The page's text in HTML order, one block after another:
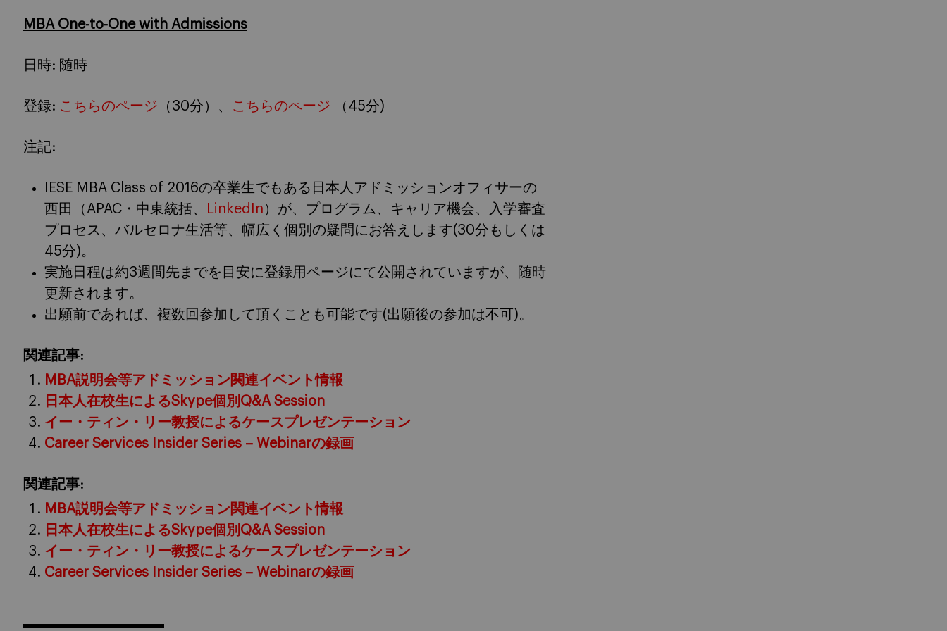
MBA One-to-One with Admissions
日時: 随時
登録: こちらのページ （30分）、 こちらのページ （45分)
注記:
IESE MBA Class of 2016の卒業生でもある日本人アドミッションオフィサーの
西田（APAC・中東統括、
LinkedIn ）が、プログラム、キャリア機会、入学審査
プロセス、バルセロナ生活等、幅広く個別の疑問にお答えします(30分もしくは
45分)。
実施日程は約3週間先までを目安に登録用ページにて公開されていますが、随時
更新されます。
出願前であれば、複数回参加して頂くことも可能です(出願後の参加は不可)。
関連記事:
MBA説明会等アドミッション関連イベント情報
日本人在校生によるSkype個別Q&A Session
イー・ティン・リー教授によるケースプレゼンテーション
Career Services Insider Series – Webinarの録画
関連記事:
MBA説明会等アドミッション関連イベント情報
日本人在校生によるSkype個別Q&A Session
イー・ティン・リー教授によるケースプレゼンテーション
Career Services Insider Series – Webinarの録画